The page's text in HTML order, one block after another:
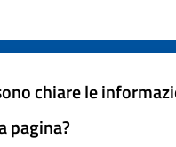
chiare le
pagina?